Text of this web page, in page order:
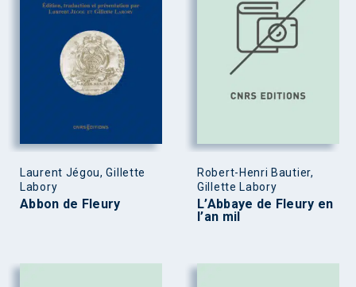
Laurent Jégou, Gillette
Labory
Abbon de Fleury
Robert-Henri Bautier,
Gillette Labory
L’Abbaye de Fleury en
l’an mil